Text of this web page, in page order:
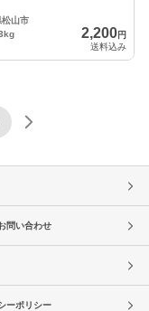
山市
2,200円
送料込み
問い合わせ
ーポリシー